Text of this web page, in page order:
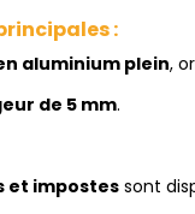
:
aluminium plein,
de 5 mm.
et impostes sont